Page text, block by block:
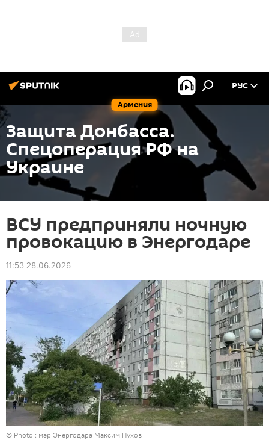
Армения
РУС
Защита Донбасса.
Спецоперация РФ на
Украине
ВСУ предприняли ночную
провокацию в Энергодаре
11:53 28.06.2026
© Photo : мэр Энергодара Максим Пухов